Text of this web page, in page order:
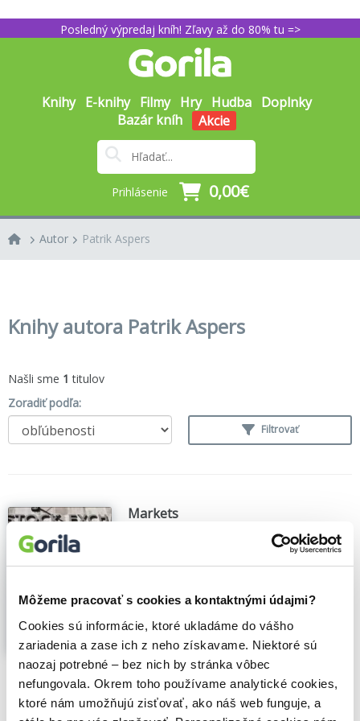
Môžeme pracovať s cookies a kontaktnými údajmi?
Cookies sú informácie, ktoré ukladáme do vášho
zariadenia a zase ich z neho získavame. Niektoré sú
naozaj potrebné – bez nich by stránka vôbec
nefungovala. Okrem toho používame analytické cookies,
ktoré nám umožňujú zisťovať, ako náš web funguje, a
Posledný výpredaj kníh! Zľavy až do 80% tu =>
Knihy E-knihy Filmy Hry Hudba Doplnky
Bazár kníh
Akcie
Prihlásenie 0,00€
Autor Patrik Aspers
Knihy autora Patrik Aspers
Našli sme 1 titulov
Zoradiť podľa:
Filtrovať
Markets
(2011)
Our lives have gradually become
over the world, but also central in public
debates. This insightful book brings
together existing knowledge on markets
from sociology,...Zobraziť viac
🍎 Vypredané